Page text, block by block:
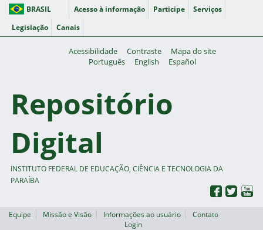
BRASIL Acesso à informação Participe
Serviços
Legislação
Canais
Acessibilidade Contraste
Mapa do site
Português
English Español
Repositório
Digital
INSTITUTO FEDERAL DE EDUCAÇÃO, CIÊNCIA E TECNOLOGIA DA
PARAÍBA
Equipe Missão e Visão Informações ao usuário
Contato
Login